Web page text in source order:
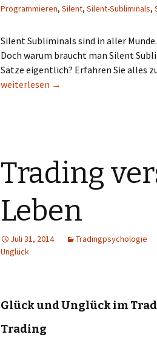
Programmieren, Silent, Silent-Subliminals,
Silent Subliminals sind in aller
Doch warum braucht man Silent
Sätze eigentlich? Erfahren Sie alles
Silent Subliminals Funktionsweise
weiterlesen →
Trading
Leben
Juli 31, 2014 Tradingpsychologie
Unglück
Glück und Unglück im
Trading